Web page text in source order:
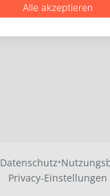
Datenschutz·
Privacy-Einstellungen
Alle akzeptieren